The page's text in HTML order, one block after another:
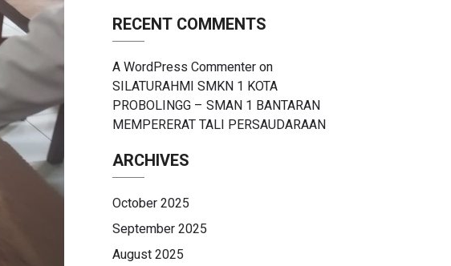
RECENT COMMENTS
A WordPress Commenteron
SILATURAHMI SMKN 1 KOTA
PROBOLINGG – SMAN 1 BANTARAN
MEMPERERAT TALI PERSAUDARAAN
ARCHIVES
October 2025
September 2025
August 2025